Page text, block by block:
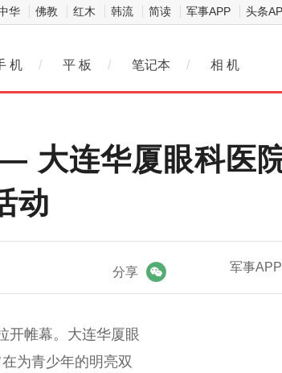
华 佛教 红木 韩流 简读 军事APP 头条
机 / 平 板 / 笔记本 / 相 机
大连华厦眼科医
动
军事APP
分享
开帷幕。大连华厦眼
为青少年的明亮双